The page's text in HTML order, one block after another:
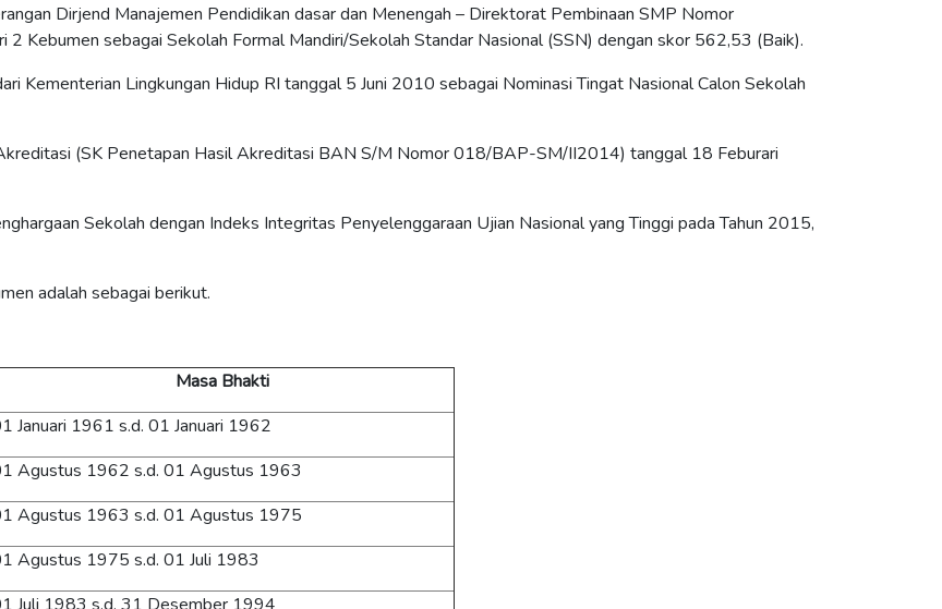
Dirjend Manajemen Pendidikan dasar dan Menengah – Direktorat Pembinaan SMP Nomor
Kebumen sebagai Sekolah Formal Mandiri/Sekolah Standar Nasional (SSN) dengan skor 562,53 (Baik).
Kementerian Lingkungan Hidup RI tanggal 5 Juni 2010 sebagai Nominasi Tingat Nasional Calon Sekolah
(SK Penetapan Hasil Akreditasi BAN S/M Nomor 018/BAP-SM/II2014) tanggal 18 Feburari
Sekolah dengan Indeks Integritas Penyelenggaraan Ujian Nasional yang Tinggi pada Tahun 2015,
adalah sebagai berikut.
Masa Bhakti
Januari 1961 s.d. 01 Januari 1962
Agustus 1962 s.d. 01 Agustus 1963
Agustus 1963 s.d. 01 Agustus 1975
Agustus 1975 s.d. 01 Juli 1983